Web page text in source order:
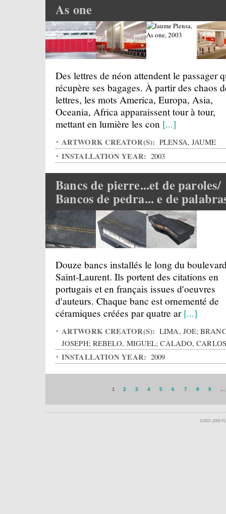
As one
Des lettres de néon attendent le passager
récupère ses bagages. À partir des chaos
lettres, les mots America, Europa, Asia,
Oceania, Africa apparaissent tour à tour,
mettant en lumière les con [...]
ARTWORK CREATOR(S): PLENSA, JAUME
INSTALLATION YEAR: 2003
Bancs de pierre...et de paroles/
Bancos de pedra... e de
Douze bancs installés le long du
Saint-Laurent. Ils portent des citations en
portugais et en français issues d'oeuvres
d'auteurs. Chaque banc est ornementé de
céramiques créées par quatre ar[...]
ARTWORK CREATOR(S): LIMA, JOE;
JOSEPH; REBELO, MIGUEL; CALADO, CARLOS
INSTALLATION YEAR: 2009
1 2 3 4 5 6 7 8 9
©2007-2009